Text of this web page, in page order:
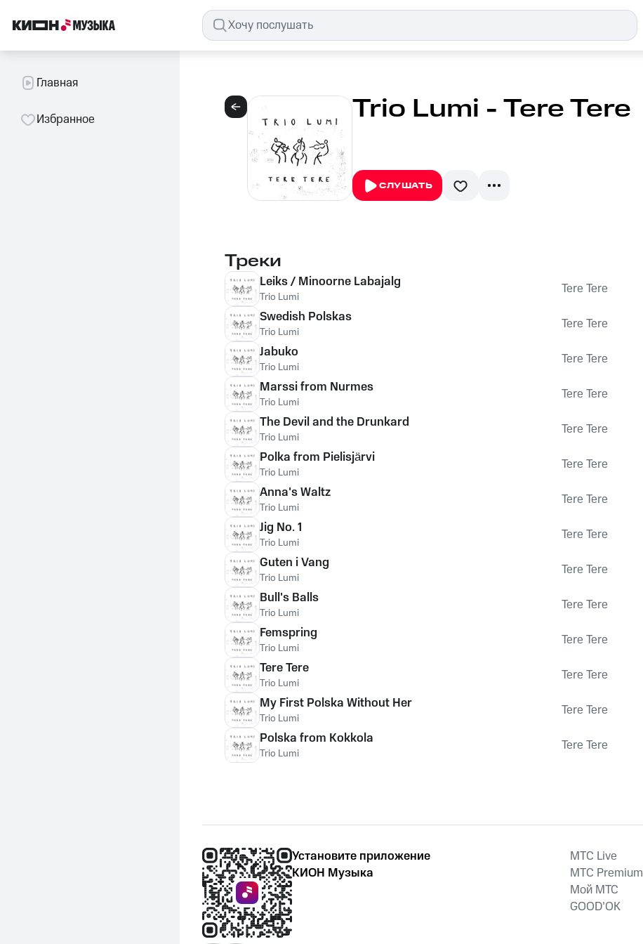
Главная
Избранное Trio Lumi - Tere Tere
СЛУШАТЬ
Треки
Leiks / Minoorne Labajalg
Trio Lumi Tere Tere
Swedish Polskas
Trio Lumi Tere Tere
Jabuko
Trio Lumi Tere Tere
Marssi from Nurmes
Trio Lumi Tere Tere
The Devil and the Drunkard
Trio Lumi Tere Tere
Polka from Pielisjärvi
Trio Lumi Tere Tere
Anna's Waltz
Trio Lumi Tere Tere
Jig No. 1
Trio Lumi Tere Tere
Guten i Vang
Trio Lumi Tere Tere
Bull's Balls
Trio Lumi Tere Tere
Femspring
Trio Lumi Tere Tere
Tere Tere
Trio Lumi Tere Tere
My First Polska Without Her
Trio Lumi Tere Tere
Polska from Kokkola
Trio Lumi Tere Tere
Установите приложение
КИОН Музыка
MTС Live
MTС Premium
Мой МТС
GOOD’OK